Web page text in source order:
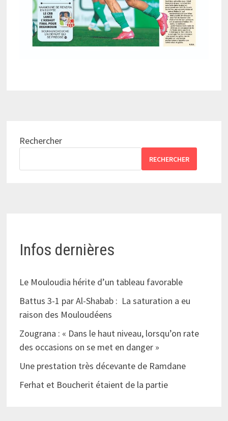
Rechercher
RECHERCHER
Infos dernières
Le Mouloudia hérite d’un tableau favorable
Battus 3-1 par Al-Shabab : La saturation a eu
raison des Mouloudéens
Zougrana : « Dans le haut niveau, lorsqu’on rate
des occasions on se met en danger »
Une prestation très décevante de Ramdane
Ferhat et Boucherit étaient de la partie